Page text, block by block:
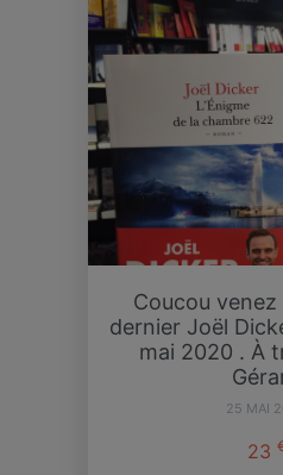
Coucou
dernier Joël
mai 2020 . À
25 MAI
23